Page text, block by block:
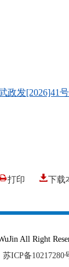
政发[2026]41
打印 下载
All Right
苏ICP备